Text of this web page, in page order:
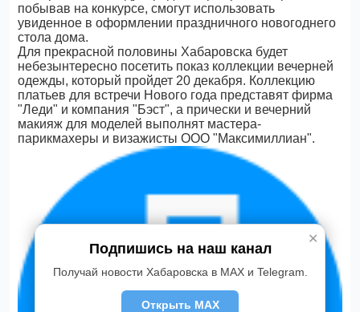
побывав на конкурсе, смогут использовать
увиденное в оформлении праздничного новогоднего
стола дома.
Для прекрасной половины Хабаровска будет
небезынтересно посетить показ коллекции вечерней
одежды, который пройдет 20 декабря. Коллекцию
платьев для встречи Нового года представят фирма
"Леди" и компания "Бэст", а прически и вечерний
макияж для моделей выполнят мастера-
парикмахеры и визажисты ООО "Максимиллиан".
✕
Подпишись на наш канал
Получай новости Хабаровска в MAX и Telegram.
Открыть MAX